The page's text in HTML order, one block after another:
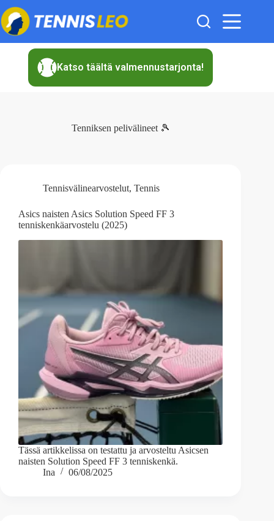
Skip
to
content
Katso täältä valmennustarjonta!
Tenniksen pelivälineet 🎾
Tennisvälinearvostelut, Tennis
Asics naisten Asics Solution Speed FF 3
tenniskenkäarvostelu (2025)
Tässä artikkelissa on testattu ja arvosteltu Asicsen
naisten Solution Speed FF 3 tenniskenkä.
Ina
06/08/2025